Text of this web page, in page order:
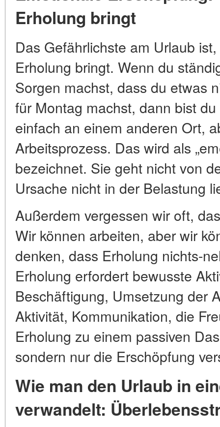
Erholung bringt
Das Gefährlichste am Urlaub
Erholung bringt. Wenn du
Sorgen machst, dass du etwas
für Montag machst, dann bist
einfach an einem anderen Ort,
Arbeitsprozess. Das wird als
bezeichnet. Sie geht nicht von
Ursache nicht in der Belastung
Außerdem vergessen wir oft,
Wir können arbeiten, aber wir
denken, dass Erholung nichts-
Erholung erfordert bewusste
Beschäftigung, Umsetzung der
Aktivität, Kommunikation, die
Erholung zu einem passiven
sondern nur die Erschöpfung
Wie man den Urlaub in
verwandelt: